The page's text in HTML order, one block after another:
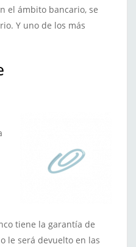
el ámbito bancario, se
Y uno de los más
tiene la garantía de
le será devuelto en las